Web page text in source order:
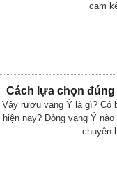
cam
Cách lựa chọn
Vậy rượu vang Ý là gì? Có
hiện nay? Dòng vang Ý
chuyên